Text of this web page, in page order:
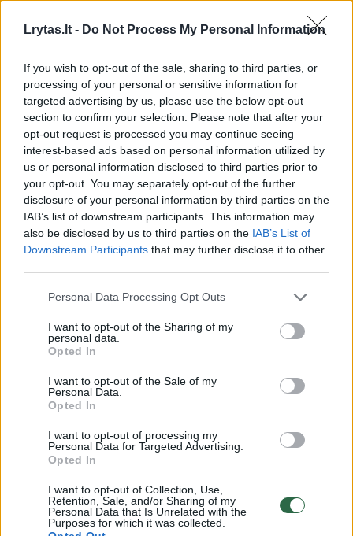
Lrytas.lt - Do Not Process My Personal Information
If you wish to opt-out of the sale, sharing to third parties, or
processing of your personal or sensitive information for
targeted advertising by us, please use the below opt-out
section to confirm your selection. Please note that after your
opt-out request is processed you may continue seeing
interest-based ads based on personal information utilized by
us or personal information disclosed to third parties prior to
your opt-out. You may separately opt-out of the further
disclosure of your personal information by third parties on the
IAB’s list of downstream participants. This information may
also be disclosed by us to third parties on the IAB’s List of
Downstream Participants that may further disclose it to other
Personal Data Processing Opt Outs
I want to opt-out of the Sharing of my
personal data.
Opted In
I want to opt-out of the Sale of my
Personal Data.
Opted In
I want to opt-out of processing my
Personal Data for Targeted Advertising.
Opted In
I want to opt-out of Collection, Use,
Retention, Sale, and/or Sharing of my
Personal Data that Is Unrelated with the
Purposes for which it was collected.
ir strateginę plėtrą.
augalininkystės produktų tiekimą, paukštienos, miltų
ir maisto gamybą. Tarp valdomų įmonių – „Kauno
grūdai“, „ Vilniaus paukštynas
“, „Kaišiadorių
paukštynas“. Kasmet parduodama per 3,7 mln. tonų
produkcijos, konsoliduotos pajamos viršija 2 mlrd.
eurų. Akcijos kotiruojamos „Nasdaq Vilnius“ biržoje
(simbolis – AKO1L). Grupės strategija – tvarumas,
inovacijos ir vertės grandinės valdymas nuo lauko iki
stalo.
00:02:57
Nuo sąskaitų iki grūdų kainų: ūkininkams pristatyta
nauja savitarnos platforma
Žinios | Lietuvos diena
Prakalbo apie vieną didžiausių ūkininkų pirkinių: dažnai
Žinios | Lietuvos diena
00:03:28
Prakalbo apie lietuvių ūkiuose vis populiarėjančią
augalų kultūrą: atsakė kaip gauti geriausią rezultatą
Žinios | Verslas